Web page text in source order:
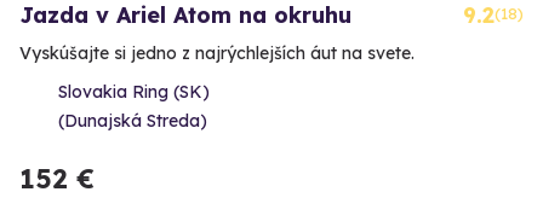
Jazda v Ariel Atom na okruhu 9.2(18)
Vyskúšajte si jedno z najrýchlejších áut na svete.
Slovakia Ring (SK)
(Dunajská Streda)
152 €